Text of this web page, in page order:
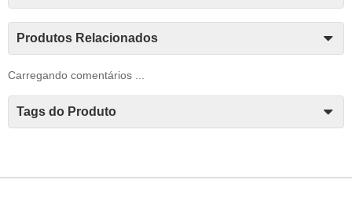
Produtos Relacionados
Carregando comentários ...
Tags do Produto